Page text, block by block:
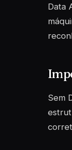
Data
Sem